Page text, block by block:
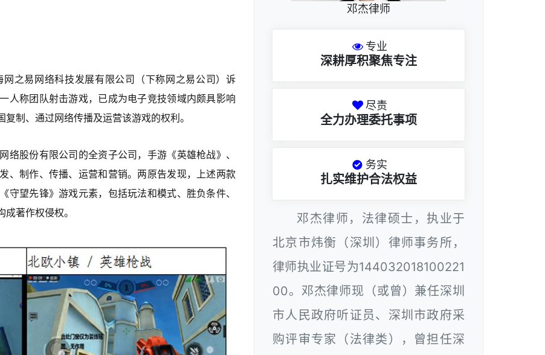
之易网络科技发展有限公司（下称网之易公司）诉
人称团队射击游戏，已成为电子竞技领域内颇具影响
制、通过网络传播及运营该游戏的权利。
络股份有限公司的全资子公司，手游《英雄枪战》、
、制作、传播、运营和营销。两原告发现，上述两款
守望先锋》游戏元素，包括玩法和模式、胜负条件、
著作权侵权。
邓杰律师
专业
深耕厚积聚焦专注
尽责
全力办理委托事项
务实
扎实维护合法权益
邓杰律师，法律硕士，执业于
北京市炜衡（深圳）律师事务所，
律师执业证号为144032018100221
00。邓杰律师现（或曾）兼任深圳
市人民政府听证员、深圳市政府采
购评审专家（法律类），曾担任深